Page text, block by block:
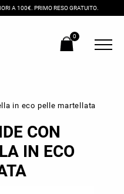
A 100€. PRIMO RESO GRATUITO.
0
in eco pelle martellata
CON
IN ECO